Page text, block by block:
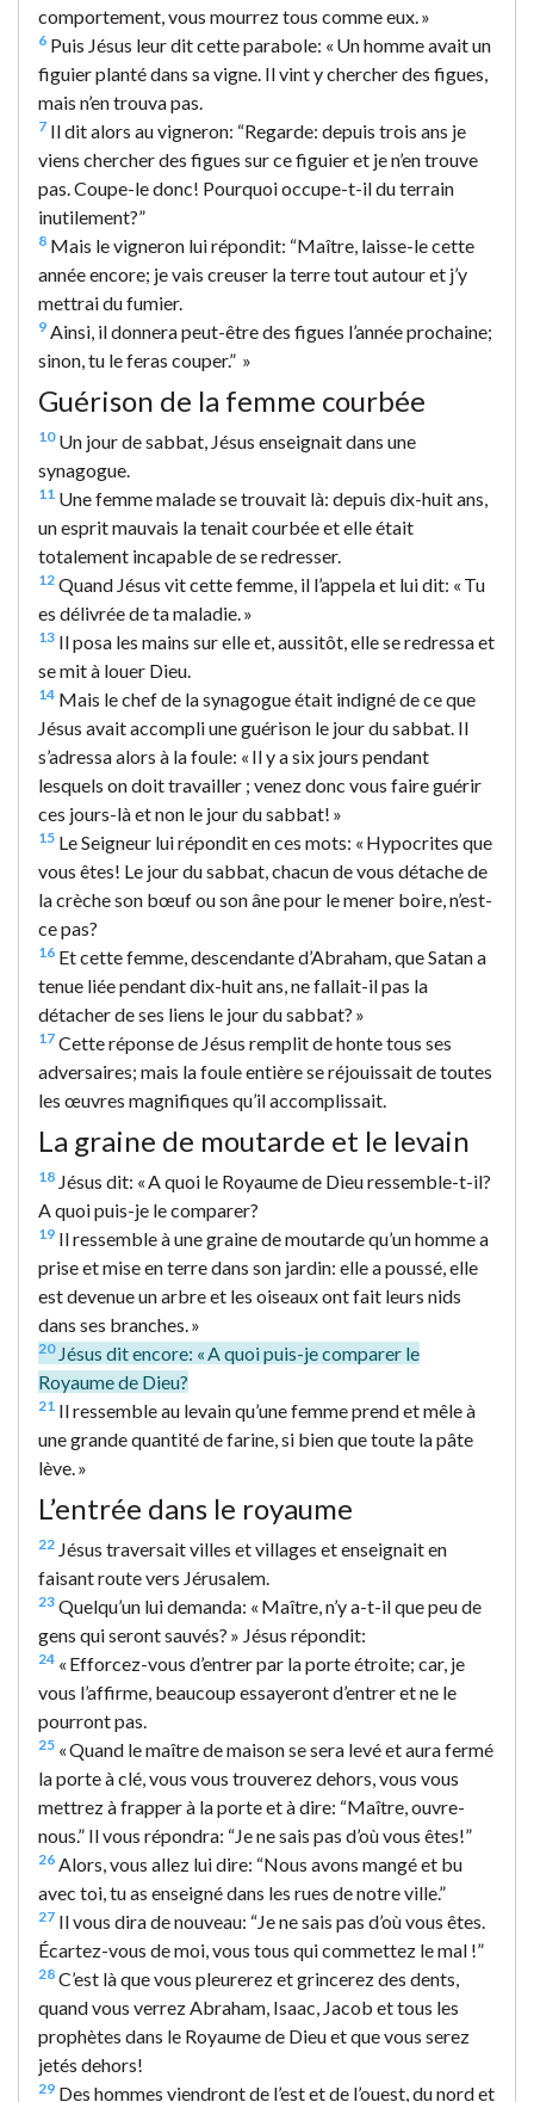
comportement, vous mourrez tous comme eux. »
6 Puis Jésus leur dit cette parabole: « Un homme avait un
figuier planté dans sa vigne. Il vint y chercher des figues,
mais n’en trouva pas.
7 Il dit alors au vigneron: “Regarde: depuis trois ans je
viens chercher des figues sur ce figuier et je n’en trouve
pas. Coupe-le donc! Pourquoi occupe-t-il du terrain
inutilement?”
8 Mais le vigneron lui répondit: “Maître, laisse-le cette
année encore; je vais creuser la terre tout autour et j’y
mettrai du fumier.
9 Ainsi, il donnera peut-être des figues l’année prochaine;
sinon, tu le feras couper.” »
Guérison de la femme courbée
10Un jour de sabbat, Jésus enseignait dans une
synagogue.
11 Une femme malade se trouvait là: depuis dix-huit ans,
un esprit mauvais la tenait courbée et elle était
totalement incapable de se redresser.
12 Quand Jésus vit cette femme, il l’appela et lui dit: « Tu
es délivrée de ta maladie. »
13 Il posa les mains sur elle et, aussitôt, elle se redressa et
se mit à louer Dieu.
14 Mais le chef de la synagogue était indigné de ce que
Jésus avait accompli une guérison le jour du sabbat. Il
s’adressa alors à la foule: « Il y a six jours pendant
lesquels on doit travailler ; venez donc vous faire guérir
ces jours-là et non le jour du sabbat! »
15 Le Seigneur lui répondit en ces mots: « Hypocrites que
vous êtes! Le jour du sabbat, chacun de vous détache de
la crèche son bœuf ou son âne pour le mener boire, n’est-
ce pas?
16 Et cette femme, descendante d’Abraham, que Satan a
tenue liée pendant dix-huit ans, ne fallait-il pas la
détacher de ses liens le jour du sabbat? »
17 Cette réponse de Jésus remplit de honte tous ses
adversaires; mais la foule entière se réjouissait de toutes
les œuvres magnifiques qu’il accomplissait.
La graine de moutarde et le levain
18 Jésus dit: « A quoi le Royaume de Dieu ressemble-t-il?
A quoi puis-je le comparer?
19 Il ressemble à une graine de moutarde qu’un homme a
prise et mise en terre dans son jardin: elle a poussé, elle
est devenue un arbre et les oiseaux ont fait leurs nids
dans ses branches. »
20Jésus dit encore: « A quoi puis-je comparer le
Royaume de Dieu?
21 Il ressemble au levain qu’une femme prend et mêle à
une grande quantité de farine, si bien que toute la pâte
lève. »
L’entrée dans le royaume
22 Jésus traversait villes et villages et enseignait en
faisant route vers Jérusalem.
23 Quelqu’un lui demanda: « Maître, n’y a-t-il que peu de
gens qui seront sauvés? » Jésus répondit:
24 « Efforcez-vous d’entrer par la porte étroite; car, je
vous l’affirme, beaucoup essayeront d’entrer et ne le
pourront pas.
25 « Quand le maître de maison se sera levé et aura fermé
la porte à clé, vous vous trouverez dehors, vous vous
mettrez à frapper à la porte et à dire: “Maître, ouvre-
nous.” Il vous répondra: “Je ne sais pas d’où vous êtes!”
26 Alors, vous allez lui dire: “Nous avons mangé et bu
avec toi, tu as enseigné dans les rues de notre ville.”
27 Il vous dira de nouveau: “Je ne sais pas d’où vous êtes.
Écartez-vous de moi, vous tous qui commettez le mal !”
28 C’est là que vous pleurerez et grincerez des dents,
quand vous verrez Abraham, Isaac, Jacob et tous les
prophètes dans le Royaume de Dieu et que vous serez
jetés dehors!
29 Des hommes viendront de l’est et de l’ouest, du nord et